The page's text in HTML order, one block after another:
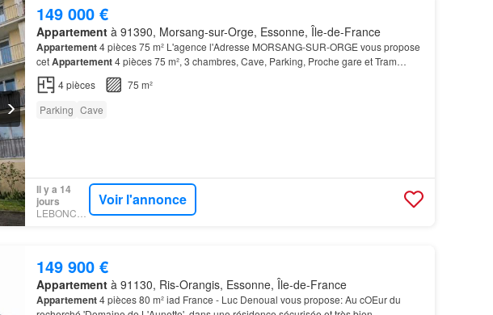
149 000 €
Appartementà 91390, Morsang-sur-Orge, Essonne, Île-de-France
Appartement4 pièces 75 m² L'agence l'Adresse MORSANG-SUR-ORGE vous propose
cetAppartement4 pièces 75 m², 3 chambres, Cave, Parking, Proche gare et Tram
Emplacement recherché: À proximité du Tram 12 (Massy -
4pièces
75 m²
Parking Cave
Il y a 14
jours
LEBONCOIN
Voir l'annonce
149 900 €
Appartementà 91130, Ris-Orangis, Essonne, Île-de-France
Appartement4 pièces 80 m² iad France - Luc Denoual vous propose: Au cOEur du